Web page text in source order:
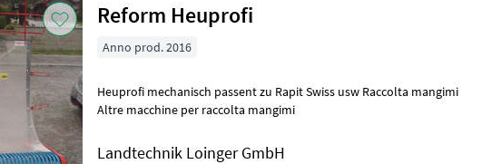
Reform Heuprofi
Anno prod. 2016
Heuprofi mechanisch passent zu Rapit Swiss usw Raccolta mangimi
Altre macchine per raccolta mangimi
Landtechnik Loinger GmbH